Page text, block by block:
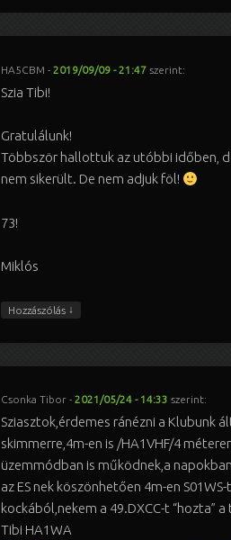
HA5CBM - 2019/09/09 - 21:47 szerint:
Szia Tibi!
Gratulálunk!
Többször hallottuk az utóbbi időben,
nem sikerült. De nem adjuk föl!
73!
Miklós
Hozzászólás ↓
Csonka Tibor- 2021/05/24 - 14:33 szerint:
Sziasztok,érdemes ránézni a Klubunk
skimmerre,4m-en is /HA1VHF/4
üzemmódban is működnek,a
az ES nek köszönhetően 4m-en S01WS-
kockából,nekem a 49.DXCC-t “hozta”
Tibi HA1WA